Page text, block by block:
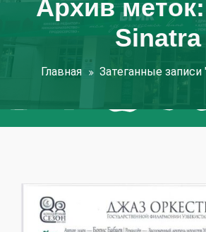
Архив
Sinatra
Главная Затеганные записи